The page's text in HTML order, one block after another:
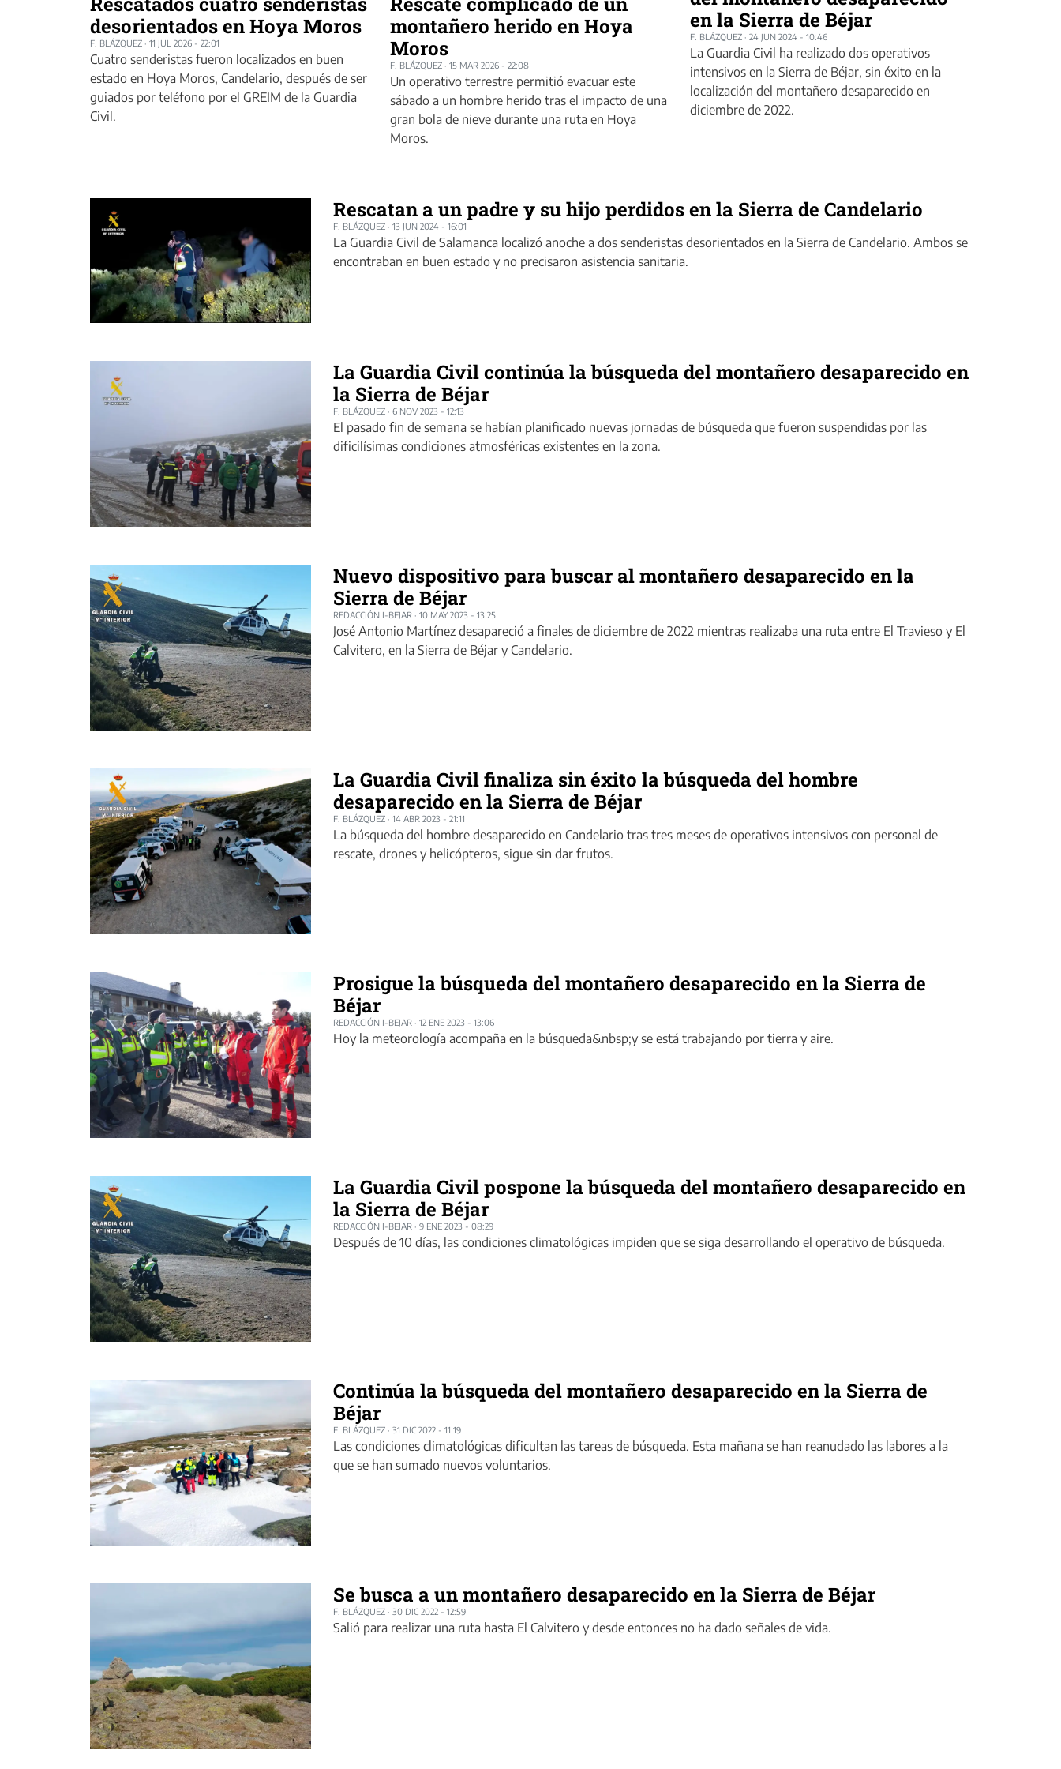
desorientados en Hoya Moros
F. BLÁZQUEZ · 11 JUL 2026 - 22:01
Cuatro senderistas fueron localizados en buen
estado en Hoya Moros, Candelario, después de ser
guiados por teléfono por el GREIM de la Guardia
Civil.
montañero herido en Hoya
Moros
F. BLÁZQUEZ · 15 MAR 2026 - 22:08
Un operativo terrestre permitió evacuar este
sábado a un hombre herido tras el impacto de una
gran bola de nieve durante una ruta en Hoya
Moros.
en la Sierra de Béjar
F. BLÁZQUEZ · 24 JUN 2024 - 10:46
La Guardia Civil ha realizado dos operativos
intensivos en la Sierra de Béjar, sin éxito en la
localización del montañero desaparecido en
diciembre de 2022.
Rescatan a un padre y su hijo perdidos en la Sierra de Candelario
F. BLÁZQUEZ · 13 JUN 2024 - 16:01
La Guardia Civil de Salamanca localizó anoche a dos senderistas desorientados en la Sierra de Candelario. Ambos se
encontraban en buen estado y no precisaron asistencia sanitaria.
La Guardia Civil continúa la búsqueda del montañero desaparecido en
la Sierra de Béjar
F. BLÁZQUEZ · 6 NOV 2023 - 12:13
El pasado fin de semana se habían planificado nuevas jornadas de búsqueda que fueron suspendidas por las
dificilísimas condiciones atmosféricas existentes en la zona.
Nuevo dispositivo para buscar al montañero desaparecido en la
Sierra de Béjar
REDACCIÓN I-BEJAR · 10 MAY 2023 - 13:25
José Antonio Martínez desapareció a finales de diciembre de 2022 mientras realizaba una ruta entre El Travieso y El
Calvitero, en la Sierra de Béjar y Candelario.
La Guardia Civil finaliza sin éxito la búsqueda del hombre
desaparecido en la Sierra de Béjar
F. BLÁZQUEZ · 14 ABR 2023 - 21:11
La búsqueda del hombre desaparecido en Candelario tras tres meses de operativos intensivos con personal de
rescate, drones y helicópteros, sigue sin dar frutos.
Prosigue la búsqueda del montañero desaparecido en la Sierra de
Béjar
REDACCIÓN I-BEJAR · 12 ENE 2023 - 13:06
Hoy la meteorología acompaña en la búsqueda&nbsp;y se está trabajando por tierra y aire.
La Guardia Civil pospone la búsqueda del montañero desaparecido en
la Sierra de Béjar
REDACCIÓN I-BEJAR · 9 ENE 2023 - 08:29
Después de 10 días, las condiciones climatológicas impiden que se siga desarrollando el operativo de búsqueda.
Continúa la búsqueda del montañero desaparecido en la Sierra de
Béjar
F. BLÁZQUEZ · 31 DIC 2022 - 11:19
Las condiciones climatológicas dificultan las tareas de búsqueda. Esta mañana se han reanudado las labores a la
que se han sumado nuevos voluntarios.
Se busca a un montañero desaparecido en la Sierra de Béjar
F. BLÁZQUEZ · 30 DIC 2022 - 12:59
Salió para realizar una ruta hasta El Calvitero y desde entonces no ha dado señales de vida.